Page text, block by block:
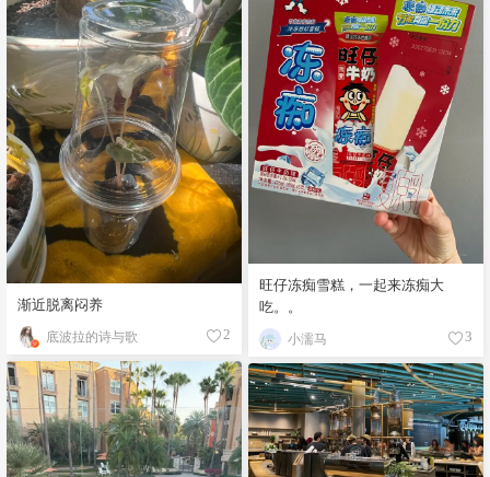
旺仔冻痴雪糕，一起来冻痴大
吃。。
小濡马 3
渐近脱离闷养
底波拉的诗与歌 2